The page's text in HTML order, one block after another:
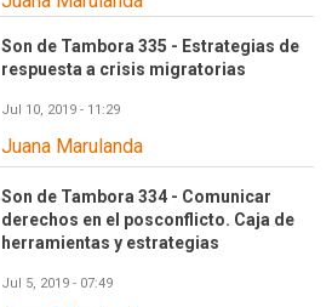
Son de Tambora 335 - Estrategias de
respuesta a crisis migratorias
Jul 10, 2019 - 11:29
Juana Marulanda
Son de Tambora 334 - Comunicar
derechos en el posconflicto. Caja de
herramientas y estrategias
Jul 5, 2019 - 07:49